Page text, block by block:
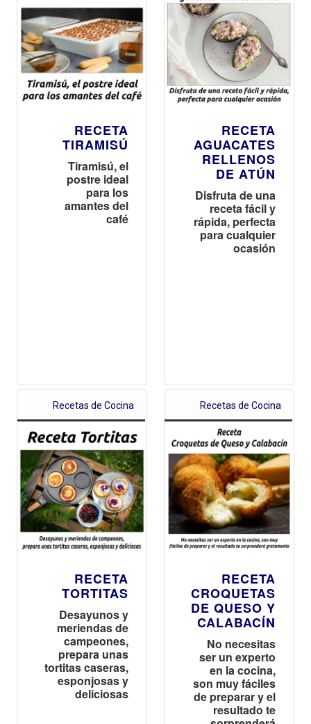
RECETA
TIRAMISÚ
Tiramisú, el
postre ideal
para los
amantes del
café
RECETA
AGUACATES
RELLENOS
DE ATÚN
Disfruta de una
receta fácil y
rápida, perfecta
para cualquier
ocasión
Recetas de Cocina
RECETA
TORTITAS
Desayunos y
meriendas de
campeones,
prepara unas
tortitas caseras,
esponjosas y
deliciosas
Recetas de Cocina
RECETA
CROQUETAS
DE QUESO Y
CALABACÍN
No necesitas
ser un experto
en la cocina,
son muy fáciles
de preparar y el
resultado te